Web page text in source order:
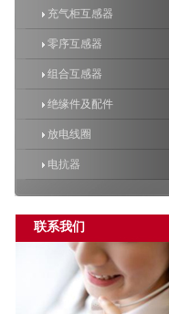
充气柜互感器
零序互感器
组合互感器
绝缘件及配件
放电线圈
电抗器
联系我们